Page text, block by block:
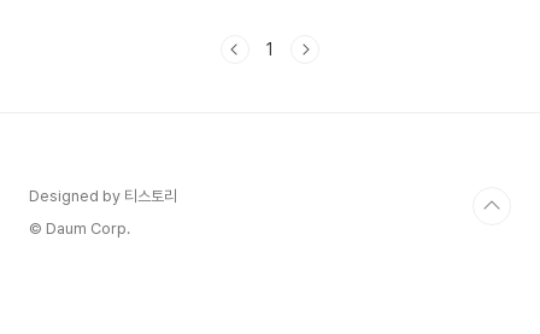
보험이란?간병인 보험은 사고, 질병, 노화 등으로 인해 간병 서비스가 필요할
1
Designed by 티스토리
© Daum Corp.